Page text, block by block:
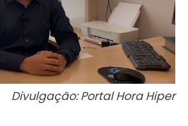
Divulgação: Portal Hora Hiper